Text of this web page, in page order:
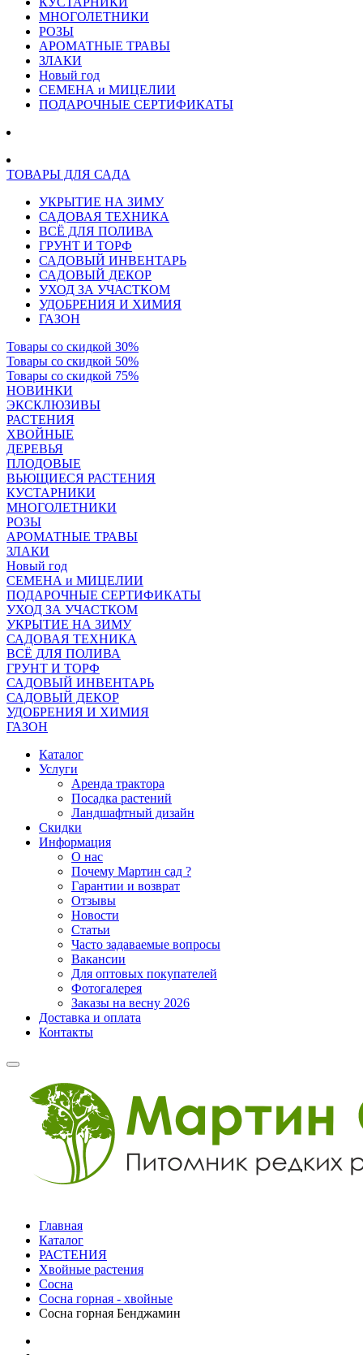
МНОГОЛЕТНИКИ
РОЗЫ
АРОМАТНЫЕ ТРАВЫ
ЗЛАКИ
Новый год
СЕМЕНА и МИЦЕЛИИ
ПОДАРОЧНЫЕ СЕРТИФИКАТЫ
ТОВАРЫ ДЛЯ САДА
УКРЫТИЕ НА ЗИМУ
САДОВАЯ ТЕХНИКА
ВСЁ ДЛЯ ПОЛИВА
ГРУНТ И ТОРФ
САДОВЫЙ ИНВЕНТАРЬ
САДОВЫЙ ДЕКОР
УХОД ЗА УЧАСТКОМ
УДОБРЕНИЯ И ХИМИЯ
ГАЗОН
Товары со скидкой 30%
Товары со скидкой 50%
Товары со скидкой 75%
НОВИНКИ
ЭКСКЛЮЗИВЫ
РАСТЕНИЯ
ХВОЙНЫЕ
ДЕРЕВЬЯ
ПЛОДОВЫЕ
ВЬЮЩИЕСЯ РАСТЕНИЯ
КУСТАРНИКИ
МНОГОЛЕТНИКИ
РОЗЫ
АРОМАТНЫЕ ТРАВЫ
ЗЛАКИ
Новый год
СЕМЕНА и МИЦЕЛИИ
ПОДАРОЧНЫЕ СЕРТИФИКАТЫ
УХОД ЗА УЧАСТКОМ
УКРЫТИЕ НА ЗИМУ
САДОВАЯ ТЕХНИКА
ВСЁ ДЛЯ ПОЛИВА
ГРУНТ И ТОРФ
САДОВЫЙ ИНВЕНТАРЬ
САДОВЫЙ ДЕКОР
УДОБРЕНИЯ И ХИМИЯ
ГАЗОН
Каталог
Услуги
Аренда трактора
Посадка растений
Ландшафтный дизайн
Скидки
Информация
О нас
Почему Мартин сад ?
Гарантии и возврат
Отзывы
Новости
Статьи
Часто задаваемые вопросы
Вакансии
Для оптовых покупателей
Фотогалерея
Заказы на весну 2026
Доставка и оплата
Контакты
Главная
Каталог
РАСТЕНИЯ
Хвойные растения
Сосна
Сосна горная - хвойные
Сосна горная Бенджамин